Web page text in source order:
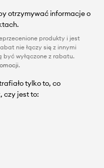
otrzymywać informacje o
produkty i jest
nie łączy się z innymi
być wyłączone z rabatu.
.
tylko to, co
czy jest to: